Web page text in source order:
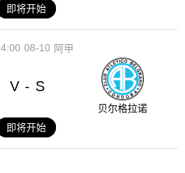
即将开始
08-10 阿甲
V - S
贝尔格拉诺
即将开始